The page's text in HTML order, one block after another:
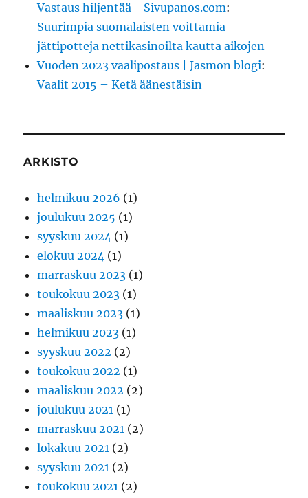
Vastaus hiljentää - Sivupanos.com:
Suurimpia suomalaisten voittamia
jättipotteja nettikasinoilta kautta aikojen
Vuoden 2023 vaalipostaus | Jasmon blogi:
Vaalit 2015 – Ketä äänestäisin
ARKISTO
helmikuu 2026 (1)
joulukuu 2025 (1)
syyskuu 2024 (1)
elokuu 2024 (1)
marraskuu 2023 (1)
toukokuu 2023 (1)
maaliskuu 2023 (1)
helmikuu 2023 (1)
syyskuu 2022 (2)
toukokuu 2022 (1)
maaliskuu 2022 (2)
joulukuu 2021 (1)
marraskuu 2021 (2)
lokakuu 2021 (2)
syyskuu 2021 (2)
toukokuu 2021 (2)